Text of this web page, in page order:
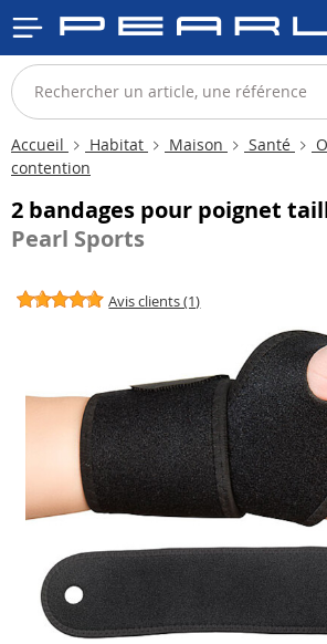
Accueil Habitat Maison Santé
contention
2 bandages pour poignet
Pearl Sports
Avis clients (1)